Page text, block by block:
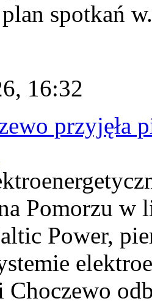
spotkań
16:32
przyjęła
Pomorzu w
Power,
Choczewo